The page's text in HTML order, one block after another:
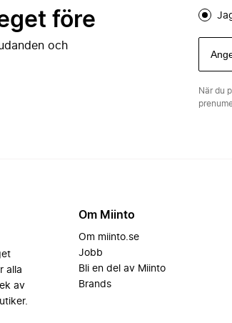
före
och
När du
alla
av
Om Miinto
Om miinto.se
Jobb
Bli en del av Miinto
Brands